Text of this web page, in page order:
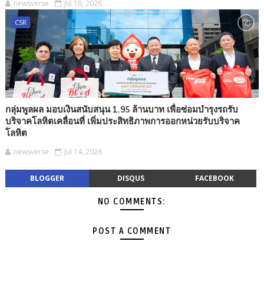
newsverse Jul 16, 2026
CSR
กลุ่มพูลผล มอบเงินสนับสนุน 1.95 ล้านบาท เพื่อซ่อมบำรุงรถรับ
บริจาคโลหิตเคลื่อนที่ เพิ่มประสิทธิภาพการออกหน่วยรับบริจาค
โลหิต
newsverse Jul 14, 2026
BLOGGER DISQUS FACEBOOK
NO COMMENTS:
POST A COMMENT